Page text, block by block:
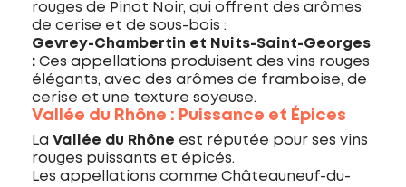
rouges de Pinot Noir, qui offrent des arômes
de cerise et de sous-bois :
Gevrey-Chambertin et Nuits-Saint-Georges
: Ces appellations produisent des vins rouges
élégants, avec des arômes de framboise, de
cerise et une texture soyeuse.
Vallée du Rhône : Puissance et Épices
La Vallée du Rhône est réputée pour ses vins
rouges puissants et épicés.
Les appellations comme Châteauneuf-du-